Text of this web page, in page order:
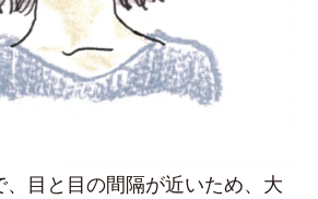
目と目の間隔が近いため、大